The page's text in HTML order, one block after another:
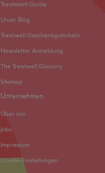
Treatment Guide
Unser Blog
Treatwell Geschenkgutschein
Newsletter Anmeldung
The Treatwell Glossary
Sitemap
Unternehmen
Über uns
Jobs
Impressum
Cookie-Einstellungen